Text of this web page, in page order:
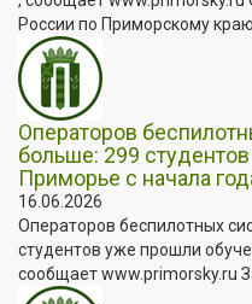
России по Приморскому
Операторов
больше: 299
Приморье с начала
16.06.2026
Операторов беспилотных
студентов уже прошли
сообщает www.primorsky.ru